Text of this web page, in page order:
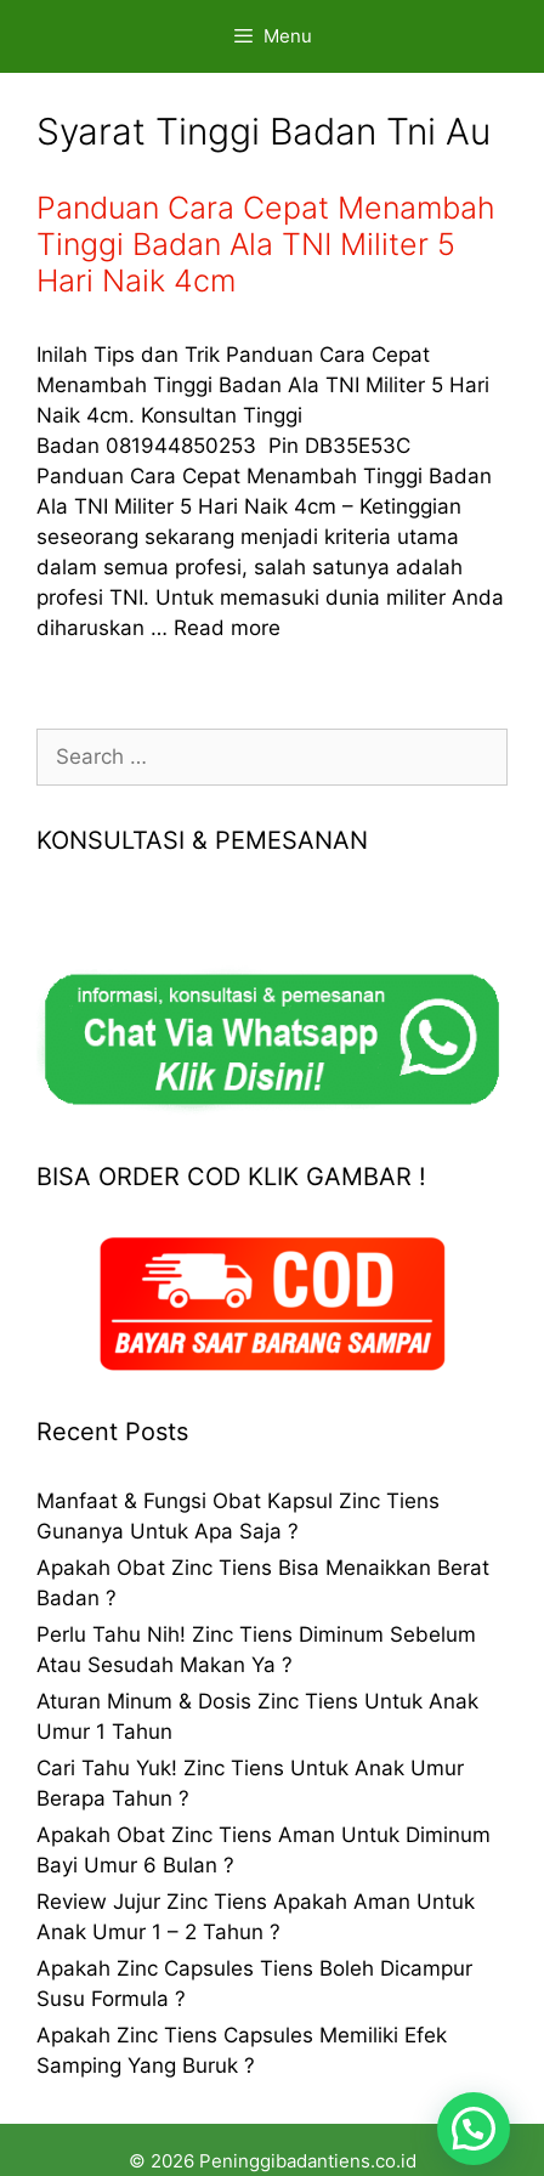
content
Menu
Syarat Tinggi Badan Tni Au
Panduan Cara Cepat Menambah
Tinggi Badan Ala TNI Militer 5
Hari Naik 4cm
Inilah Tips dan Trik Panduan Cara Cepat
Menambah Tinggi Badan Ala TNI Militer 5 Hari
Naik 4cm. Konsultan Tinggi
Badan 081944850253 Pin DB35E53C
Panduan Cara Cepat Menambah Tinggi Badan
Ala TNI Militer 5 Hari Naik 4cm – Ketinggian
seseorang sekarang menjadi kriteria utama
dalam semua profesi, salah satunya adalah
profesi TNI. Untuk memasuki dunia militer Anda
diharuskan … Read more
Search
for:
KONSULTASI & PEMESANAN
BISA ORDER COD KLIK GAMBAR !
Recent Posts
Manfaat & Fungsi Obat Kapsul Zinc Tiens
Gunanya Untuk Apa Saja ?
Apakah Obat Zinc Tiens Bisa Menaikkan Berat
Badan ?
Perlu Tahu Nih! Zinc Tiens Diminum Sebelum
Atau Sesudah Makan Ya ?
Aturan Minum & Dosis Zinc Tiens Untuk Anak
Umur 1 Tahun
Cari Tahu Yuk! Zinc Tiens Untuk Anak Umur
Berapa Tahun ?
Apakah Obat Zinc Tiens Aman Untuk Diminum
Bayi Umur 6 Bulan ?
Review Jujur Zinc Tiens Apakah Aman Untuk
Anak Umur 1 – 2 Tahun ?
Apakah Zinc Capsules Tiens Boleh Dicampur
Susu Formula ?
Apakah Zinc Tiens Capsules Memiliki Efek
Samping Yang Buruk ?
© 2026 Peninggibadantiens.co.id